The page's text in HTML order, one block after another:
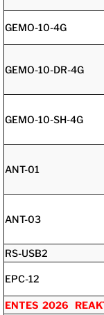
GEMO-10-4G
GEMO-10-DR-4G
GEMO-10-SH-4G
ANT-01
ANT-03
RS-USB2
EPC-12
ENTES 2026